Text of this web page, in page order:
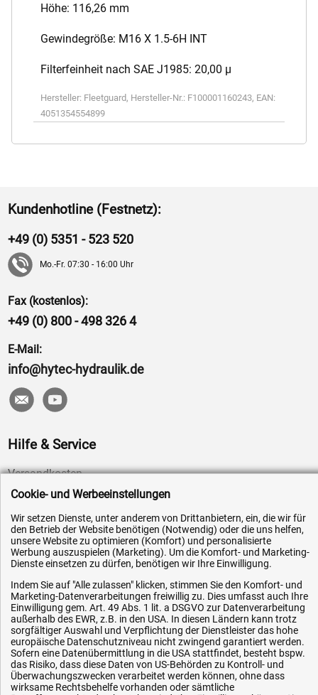
Höhe: 116,26 mm
Gewindegröße: M16 X 1.5-6H INT
Filterfeinheit nach SAE J1985: 20,00 µ
Hersteller: Fleetguard , Hersteller-Nr.: F100001160243, EAN:
4051354554899
Kundenhotline (Festnetz):
+49 (0) 5351 - 523 520
Mo.-Fr. 07:30 - 16:00 Uhr
Fax (kostenlos):
+49 (0) 800 - 498 326 4
E-Mail:
info@hytec-hydraulik.de
Hilfe & Service
Versandkosten
Zahlungsarten
Service
AGB / Widerrufsrecht
Datenschutz
Karriere
OEM-Ersatzteile
Technik-Hilfe
Downloads
Kontakt
Cookie- und Werbeeinstellungen
Wir setzen Dienste, unter anderem von Drittanbietern, ein, die wir für
den Betrieb der Website benötigen (Notwendig) oder die uns helfen,
unsere Website zu optimieren (Komfort) und personalisierte
Werbung auszuspielen (Marketing). Um die Komfort- und Marketing-
Dienste einsetzen zu dürfen, benötigen wir Ihre Einwilligung.
Indem Sie auf "Alle zulassen" klicken, stimmen Sie den Komfort- und
Marketing-Datenverarbeitungen freiwillig zu. Dies umfasst auch Ihre
Einwilligung gem. Art. 49 Abs. 1 lit. a DSGVO zur Datenverarbeitung
außerhalb des EWR, z.B. in den USA. In diesen Ländern kann trotz
sorgfältiger Auswahl und Verpflichtung der Dienstleister das hohe
europäische Datenschutzniveau nicht zwingend garantiert werden.
Sofern eine Datenübermittlung in die USA stattfindet, besteht bspw.
das Risiko, dass diese Daten von US-Behörden zu Kontroll- und
Überwachungszwecken verarbeitet werden können, ohne dass
wirksame Rechtsbehelfe vorhanden oder sämtliche